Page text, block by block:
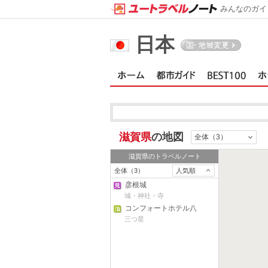
日本
滋賀県の地図 全体（3）
滋賀県のトラベルノート
全体（3）
人気順
彦根城
城・神社・寺
コンフォートホテル八
日市
三つ星
みんなのガ